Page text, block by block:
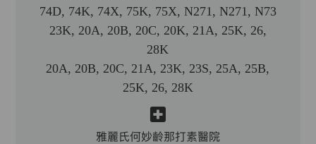
74D, 74K, 74X, 75K, 75X, N271, N271, N73
23K, 20A, 20B, 20C, 20K, 21A, 25K, 26,
28K
20A, 20B, 20C, 21A, 23K, 23S, 25A, 25B,
25K, 26, 28K
雅麗氏何妙齡那打素醫院